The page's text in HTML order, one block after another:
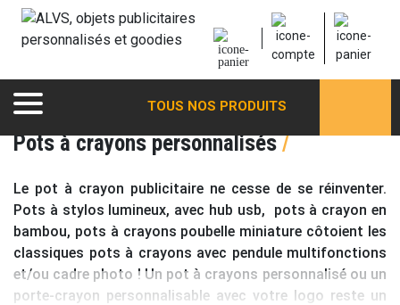
TOUS NOS PRODUITS
Pots à crayons personnalisés/
Le pot à crayon publicitaire ne cesse de se réinventer.
Pots à stylos lumineux, avec hub usb, pots à crayon en
bambou, pots à crayons poubelle miniature côtoient les
classiques pots à crayons avec pendule multifonctions
et/ou cadre photo ! Un pot à crayons personnalisé ou un
porte-crayon personnalisable avec votre logo reste un